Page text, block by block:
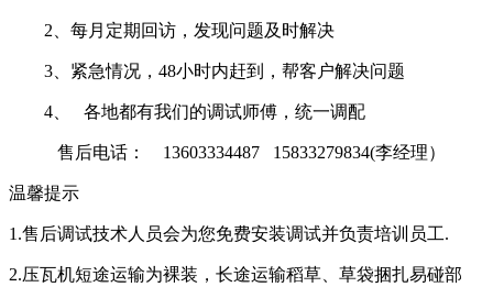
2、每月定期回访，发现问题及时解决
3、紧急情况，48小时内赶到，帮客户解决问题
4、 各地都有我们的调试师傅，统一调配
售后电话： 13603334487 15833279834(李经理）
温馨提示
1.售后调试技术人员会为您免费安装调试并负责培训员工.
2.压瓦机短途运输为裸装，长途运输稻草、草袋捆扎易碰部